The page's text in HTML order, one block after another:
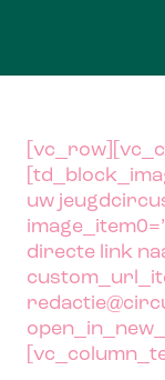
uw
directe link